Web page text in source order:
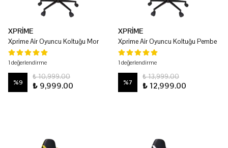
XPRİME
Xprime Air Oyuncu Koltuğu Mor
1 değerlendirme
%9
₺ 10,999.00
₺ 9,999.00
XPRİME
Xprime Air Oyuncu Koltuğu Pembe
1 değerlendirme
%7
₺ 13,999.00
₺ 12,999.00